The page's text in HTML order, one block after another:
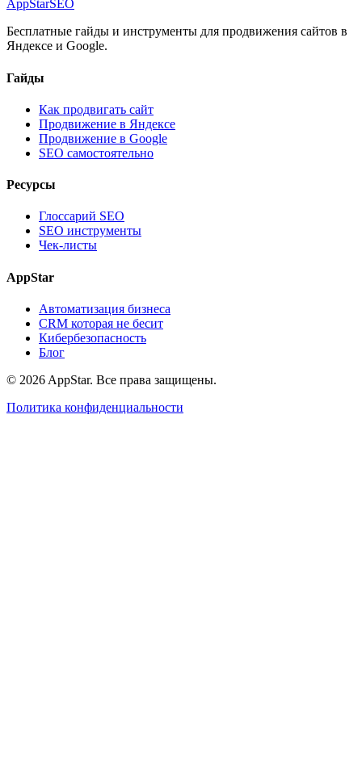
AppStarSEO
Бесплатные гайды и инструменты для продвижения сайтов в
Яндексе и Google.
Гайды
Как продвигать сайт
Продвижение в Яндексе
Продвижение в Google
SEO самостоятельно
Ресурсы
Глоссарий SEO
SEO инструменты
Чек-листы
AppStar
Автоматизация бизнеса
CRM которая не бесит
Кибербезопасность
Блог
© 2026 AppStar. Все права защищены.
Политика конфиденциальности